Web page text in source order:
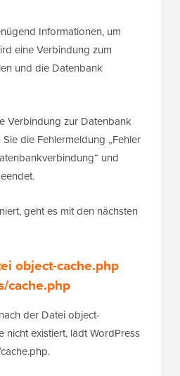
Informationen, um
eine Verbindung zum
und die Datenbank
Verbindung zur Datenbank
die Fehlermeldung „Fehler
und
geht es mit den nächsten
object-cache.php
cache.php
der Datei object-
nicht existiert, lädt WordPress